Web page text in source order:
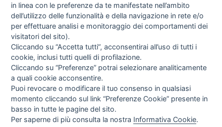
I libri Vedi tutti
Direttrice Responsabile: Alessandra Costante | Registrazione al Tribunale Civile
in linea con le preferenze da te manifestate nell’ambito
dell’utilizzo delle funzionalità e della navigazione in rete e/o
per effettuare analisi e monitoraggio dei comportamenti dei
visitatori del sito).
Cliccando su “Accetta tutti”, acconsentirai all’uso di tutti i
cookie, inclusi tutti quelli di profilazione.
Cliccando su “Preferenze” potrai selezionare analiticamente
a quali cookie acconsentire.
Puoi revocare o modificare il tuo consenso in qualsiasi
momento cliccando sul link “Preferenze Cookie” presente in
basso in tutte le pagine del sito.
Per saperne di più consulta la nostra Informativa Cookie.